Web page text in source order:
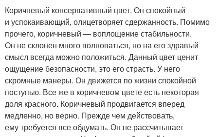
Коричневый консервативный цвет. Он спокойный
и успокаивающий, олицетворяет сдержанность. Помимо
прочего, коричневый — воплощение стабильности.
Он не склонен много волноваться, но на его здравый
смысл всегда можно положиться. Данный цвет ценит
ощущение безопасности, это его страсть. У него
скромные манеры. Он движется по жизни спокойной
поступью. Все же в коричневом цвете есть некоторая
доля красного. Коричневый продвигается вперед
медленно, но верно. Прежде чем действовать,
ему требуется все обдумать. Он не рассчитывает